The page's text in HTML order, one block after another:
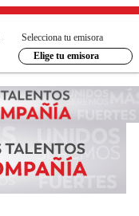
Selecciona tu emisora
Elige tu emisora